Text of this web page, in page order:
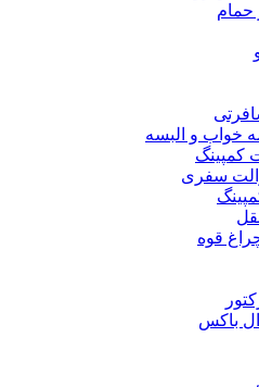
حمام
خواب و البسه
کمپینگ
سفری
قوه
باکس